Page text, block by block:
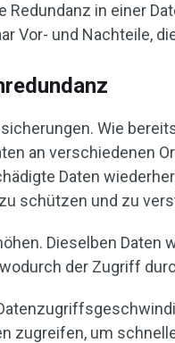
Redundanz in einer
Vor- und Nachteile,
Wie
an verschiedenen
Daten
schützen und zu
Dieselben Daten
der Zugriff
zugreifen, um